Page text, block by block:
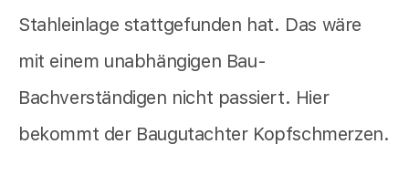
Stahleinlage stattgefunden hat. Das wäre
mit einem unabhängigen Bau-
Bachverständigen nicht passiert. Hier
bekommt der Baugutachter Kopfschmerzen.